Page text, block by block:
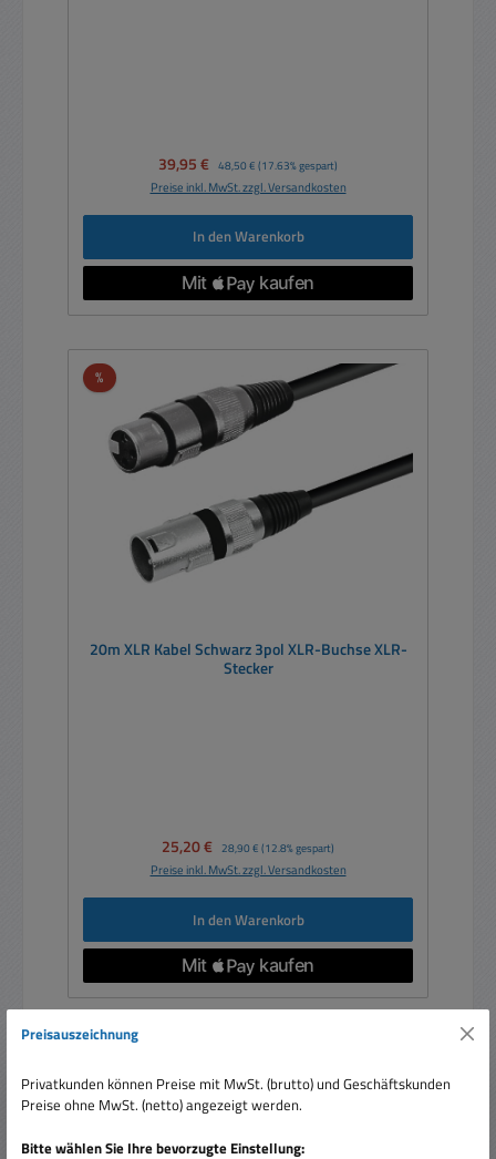
Verkaufspreis:
39,95 € Regulärer Preis:
48,50 € (17.63% gespart)
Preise inkl. MwSt. zzgl. Versandkosten
In den Warenkorb
%Rabatt
20m XLR Kabel Schwarz 3pol XLR-Buchse XLR-
Stecker
Verkaufspreis:
25,20 € Regulärer Preis:
28,90 € (12.8% gespart)
Preise inkl. MwSt. zzgl. Versandkosten
In den Warenkorb
Preisauszeichnung
Privatkunden können Preise mit MwSt. (brutto) und Geschäftskunden
Preise ohne MwSt. (netto) angezeigt werden.
Bitte wählen Sie Ihre bevorzugte Einstellung: